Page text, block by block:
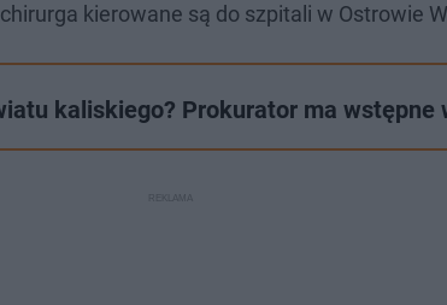
kierowane są do szpitali w Ostrowie
kaliskiego? Prokurator ma